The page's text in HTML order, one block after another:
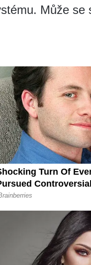
Může se